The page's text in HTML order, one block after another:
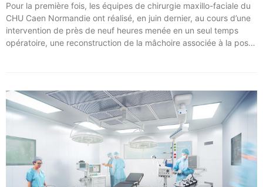
Pour la première fois, les équipes de chirurgie maxillo-faciale du
CHU Caen Normandie ont réalisé, en juin dernier, au cours d’une
intervention de près de neuf heures menée en un seul temps
opératoire, une reconstruction de la mâchoire associée à la pose